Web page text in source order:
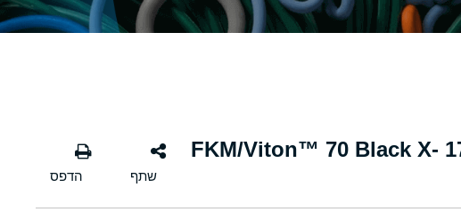
אטם גומי שחור - 176 FKM/Viton™ 70 Black X-